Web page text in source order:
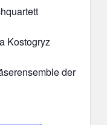
Kostogryz
der